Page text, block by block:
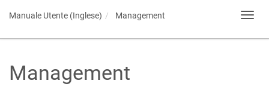
Manuale Utente (Inglese) Management
Management